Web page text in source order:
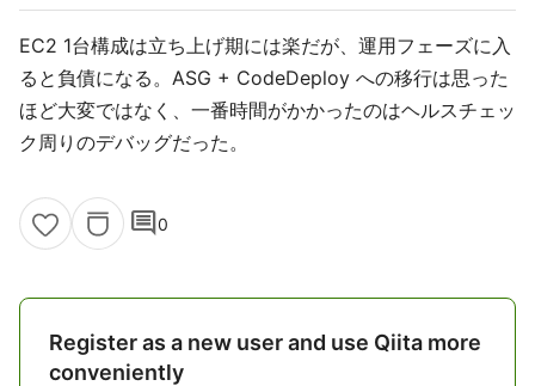
EC2 1台構成は立ち上げ期には楽だが、運用フェーズに入
ると負債になる。ASG + CodeDeploy への移行は思った
ほど大変ではなく、一番時間がかかったのはヘルスチェッ
ク周りのデバッグだった。
comment0
Register as a new user and use Qiita more
conveniently